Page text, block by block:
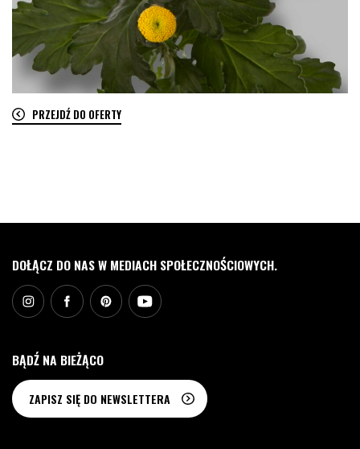
PRZEJDŹ DO OFERTY
DOŁĄCZ DO NAS W MEDIACH SPOŁECZNOŚCIOWYCH.
BĄDŹ NA BIEŻĄCO
ZAPISZ SIĘ DO NEWSLETTERA